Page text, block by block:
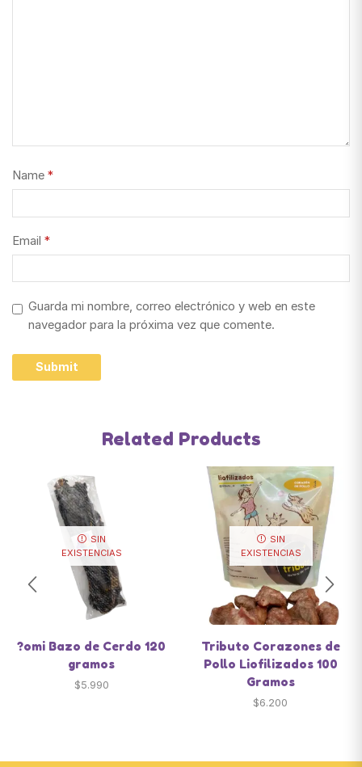
Name *
Email *
Guarda mi nombre, correo electrónico y web en este
navegador para la próxima vez que comente.
Related Products
SIN
EXISTENCIAS
?omi Bazo de Cerdo 120
gramos
$5.990
SIN
EXISTENCIAS
Tributo Corazones de
Pollo Liofilizados 100
Gramos
$6.200